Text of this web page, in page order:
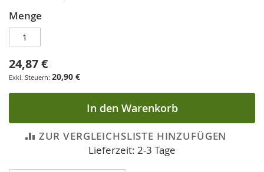
Menge
24,87 €
20,90 €
In den Warenkorb
ZUR VERGLEICHSLISTE HINZUFÜGEN
Lieferzeit: 2-3 Tage